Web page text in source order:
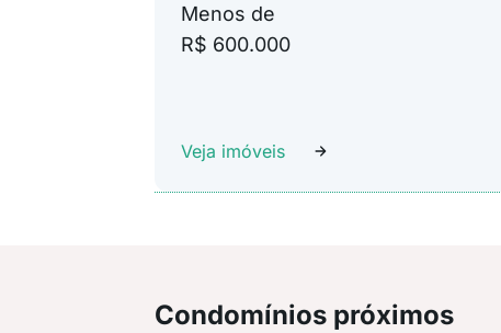
Menos de
R$ 600.000
Veja imóveis
Condomínios próximos